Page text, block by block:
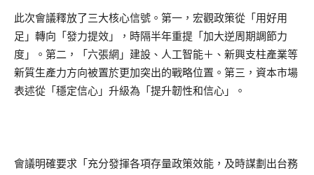
此次會議釋放了三大核心信號。第一，宏觀政策從「用好用
足」轉向「發力提效」，時隔半年重提「加大逆周期調節力
度」。第二，「六張網」建設、人工智能＋、新興支柱產業等
新質生產力方向被置於更加突出的戰略位置。第三，資本市場
表述從「穩定信心」升級為「提升韌性和信心」。
會議明確要求「充分發揮各項存量政策效能，及時謀劃出台務